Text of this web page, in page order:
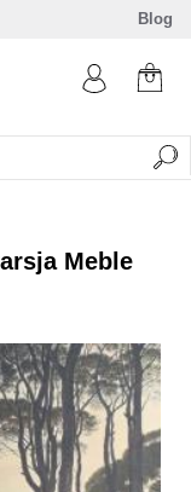
Blog
Meble